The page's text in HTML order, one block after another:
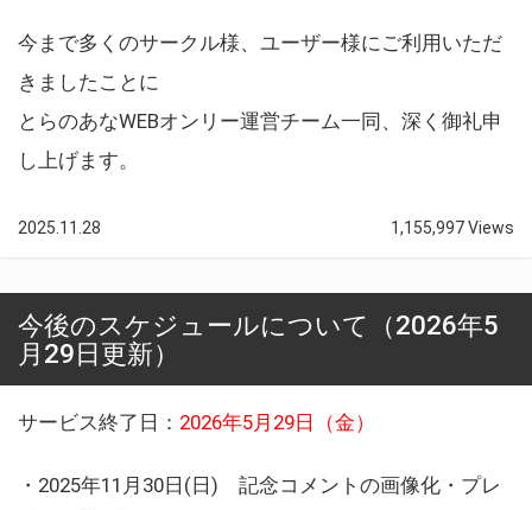
今まで多くのサークル様、ユーザー様にご利用いただ
きましたことに
とらのあなWEBオンリー運営チーム一同、深く御礼申
し上げます。
2025.11.28 1,155,997 Views
今後のスケジュールについて（2026年5
月29日更新）
サービス終了日： 2026年5月29日（金）
・2025年11月30日(日) 記念コメントの画像化・プレ